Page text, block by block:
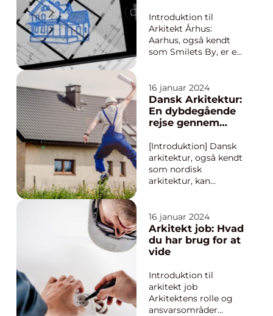
renæssance. I denne
artikel vil vi dykke ned
i historien om...
arkitektoniske
udvikling
Introduktion til
Arkitekt Århus:
Aarhus, også kendt
som Smilets By, er en
Byen er kendt for sin
imponerende
arkitektur, der
spænder fra moderne
klassisk og historisk. I
denne artikel vil vi ...
16 januar 2024
Dansk Arkitektur:
En dybdegående
rejse gennem
[Introduktion] Dansk
arkitektur, også kendt
som nordisk
arkitektur, kan
bygningsdesign og
konstruktion, der er
karakteriseret ved sin
funktionalitet,
harmonisk integration
med naturen. I denne
ar...
16 januar 2024
Arkitekt job: Hvad
du har brug for at
vide
Introduktion til
arkitekt job
Arkitektens rolle og
ansvarsområder